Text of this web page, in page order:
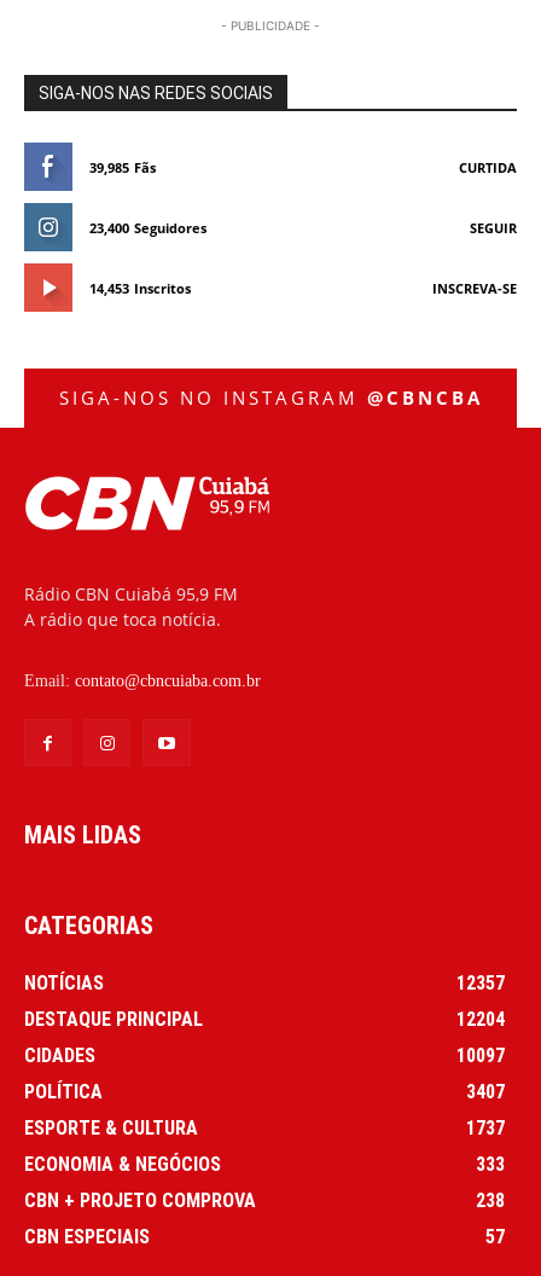
- PUBLICIDADE -
SIGA-NOS NAS REDES SOCIAIS
39,985 Fãs CURTIDA
23,400 Seguidores SEGUIR
14,453 Inscritos INSCREVA-SE
SIGA-NOS NO INSTAGRAM @CBNCBA
Rádio CBN Cuiabá 95,9 FM
A rádio que toca notícia.
Email: contato@cbncuiaba.com.br
MAIS LIDAS
CATEGORIAS
NOTÍCIAS
12357
DESTAQUE PRINCIPAL
12204
CIDADES
10097
POLÍTICA
3407
ESPORTE & CULTURA
1737
ECONOMIA & NEGÓCIOS
333
CBN + PROJETO COMPROVA
238
CBN ESPECIAIS
57